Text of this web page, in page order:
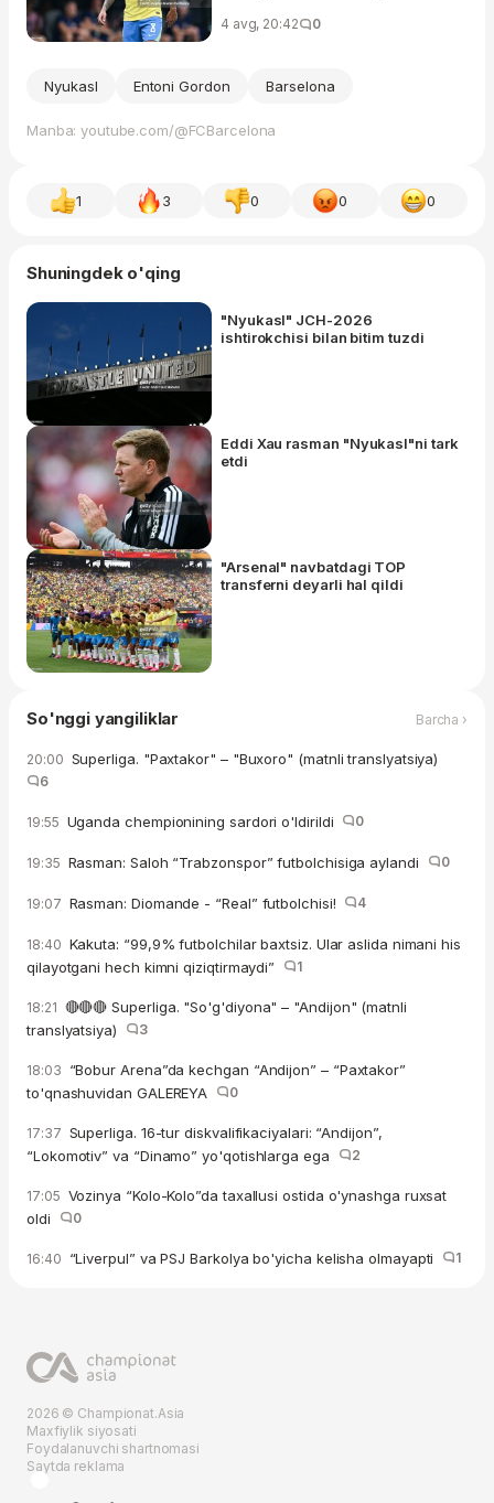
4 avg, 20:42 0
Nyukasl Entoni Gordon Barselona
Manba: youtube.com/@FCBarcelona
1 3 0 0 0
Shuningdek o'qing
"Nyukasl" JCH-2026
ishtirokchisi bilan bitim tuzdi
Eddi Xau rasman "Nyukasl"ni tark
etdi
"Arsenal" navbatdagi TOP
transferni deyarli hal qildi
So'nggi yangiliklar Barcha ›
20:00 Superliga. "Paxtakor" – "Buxoro" (matnli translyatsiya)
6
19:55 Uganda chempionining sardori o'ldirildi 0
19:35 Rasman: Saloh “Trabzonspor” futbolchisiga aylandi 0
19:07 Rasman: Diomande - “Real” futbolchisi! 4
18:40 Kakuta: “99,9% futbolchilar baxtsiz. Ular aslida nimani his
qilayotgani hech kimni qiziqtirmaydi”
1
18:21 🔴🔴🔴 Superliga. "So'g'diyona" – "Andijon" (matnli
translyatsiya)
3
18:03 “Bobur Arena”da kechgan “Andijon” – “Paxtakor”
to'qnashuvidan GALEREYA
0
17:37 Superliga. 16-tur diskvalifikaciyalari: “Andijon”,
“Lokomotiv” va “Dinamo” yo'qotishlarga ega
2
17:05 Vozinya “Kolo-Kolo”da taxallusi ostida o'ynashga ruxsat
oldi
0
16:40 “Liverpul” va PSJ Barkolya bo'yicha kelisha olmayapti 1
2026 © Championat.Asia
Maxfiylik siyosati
Foydalanuvchi shartnomasi
Saytda reklama